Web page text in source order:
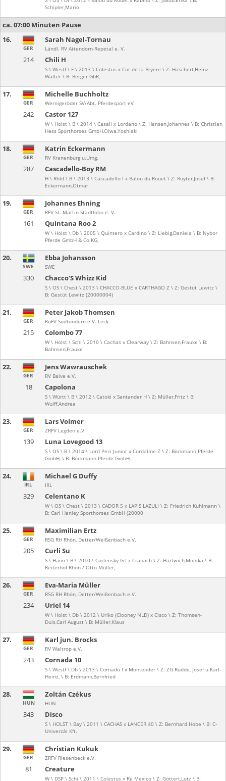
Schipler,Mario
ca. 07:00 Minuten Pause
16.
214 Chili H
S \ Westf \ F \ 2013 \ Colestus x Cor de la Bryere \ Z: Haschert,Heinz-
Walter \ B: Berger GbR,
GER
Sarah Nagel-Tornau
Ländl. RV Attendorn-Repetal e. V.
17.
242 Castor 127
W \ Holst \ B \ 2014 \ Casall x Lordano \ Z: Hansen,Johannes \ B: Christian
Hess Sporthorses GmbH,Oiwa,Yoshiaki
GER
Michelle Buchholtz
Wernigeröder SV/Abt. Pferdesport eV
18.
287 Cascadello-Boy RM
H \ Rhld \ B \ 2013 \ Cascadello I x Balou du Rouet \ Z: Ruyter,Josef \ B:
Eckermann,Otmar
GER
Katrin Eckermann
RV Kranenburg u.Umg.
19.
161 Quintana Roo 2
W \ Holst \ Db \ 2005 \ Quintero x Cardino \ Z: Liebig,Daniela \ B: Nybor
Pferde GmbH & Co.KG,
GER
Johannes Ehning
RFV St. Martin Stadtlohn e. V.
20.
330 Chacco'S Whizz Kid
S \ OS \ Chest \ 2013 \ CHACCO-BLUE x CARTHAGO Z \ Z: Gestüt Lewitz \
B: Gestüt Lewitz (20000004)
SWE
Ebba Johansson
SWE
21.
215 Colombo 77
W \ Holst \ Schi \ 2010 \ Cachas x Clearway \ Z: Bahnsen,Frauke \ B:
Bahnsen,Frauke
GER
Peter Jakob Thomsen
RuFV Südtondern e.V. Leck
22.
18 Capolona
S \ Württ \ B \ 2012 \ Catoki x Santander H \ Z: Müller,Fritz \ B:
Wulff,Andrea
GER
Jens Wawrauschek
RV Balve e.V.
23.
139 Luna Lovegood 13
S \ OS \ B \ 2014 \ Lord Pezi Junior x Cordalme Z \ Z: Böckmann Pferde
GmbH, \ B: Böckmann Pferde GmbH,
GER
Lars Volmer
ZRFV Legden e.V.
24.
329 Celentano K
W \ OS \ Chest \ 2013 \ CADOR 5 x LAPIS LAZULI \ Z: Friedrich Kuhlmann \
B: Carl Hanley Sporthorses GmbH (20000
IRL
Michael G Duffy
IRL
25.
205 Curli Su
S \ Hann \ B \ 2010 \ Corlensky G I x Cranach \ Z: Hartwich,Monika \ B:
Reiterhof Rhön / Otto Müller,
GER
Maximilian Ertz
RSG RH Rhön, Detter/Weißenbach e.V.
26.
234 Uriel 14
W \ Holst \ Db \ 2012 \ Uriko (Clooney NLD) x Cisco \ Z: Thomsen-
Duis,Carl August \ B: Müller,Klaus
GER
Eva-Maria Müller
RSG RH Rhön, Detter/Weißenbach e.V.
27.
243 Cornada 10
S \ Westf \ Db \ 2013 \ Cornado I x Montender \ Z: ZG Rudde, Josef u.Karl-
Heinz, \ B: Erdmann,Bernfried
GER
Karl jun. Brocks
RV Waltrop e.V.
28.
343 Disco
S \ HOLST \ Bay \ 2011 \ CACHAS x LANCER 40 \ Z: Bernhard Hobe \ B: C-
Univerzál Kft.
HUN
Zoltán Czékus
HUN
29.
81 Creature
W \ DSP \ Schi \ 2011 \ Colestus x Re Mexico \ Z: Göttert,Lutz \ B:
GER
Christian Kukuk
ZRFV Riesenbeck e.V.